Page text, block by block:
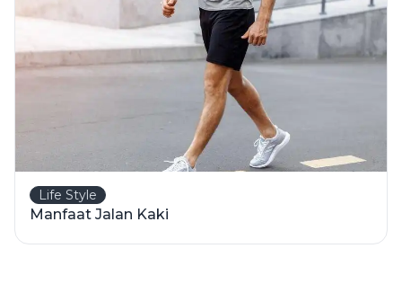
Life Style
Manfaat Jalan Kaki